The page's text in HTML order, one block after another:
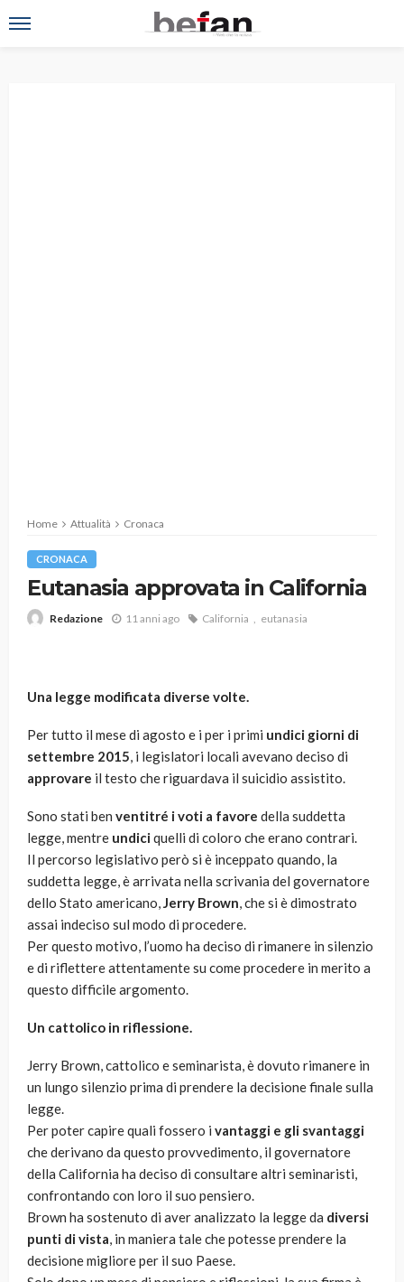
Home Attualità Cronaca
CRONACA
Eutanasia approvata in California
Redazione 11 anni ago California eutanasia
Una legge modificata diverse volte.
Per tutto il mese di agosto e i per i primi undici giorni di
settembre 2015, i legislatori locali avevano deciso di
approvare il testo che riguardava il suicidio assistito.
Sono stati ben ventitré i voti a favore della suddetta
legge, mentre undiciquelli di coloro che erano contrari.
Il percorso legislativo però si è inceppato quando, la
suddetta legge, è arrivata nella scrivania del governatore
dello Stato americano,Jerry Brown, che si è dimostrato
assai indeciso sul modo di procedere.
Per questo motivo, l’uomo ha deciso di rimanere in silenzio
e di riflettere attentamente su come procedere in merito a
questo difficile argomento.
Un cattolico in riflessione.
Jerry Brown, cattolico e seminarista, è dovuto rimanere in
un lungo silenzio prima di prendere la decisione finale sulla
legge.
Per poter capire quali fossero i vantaggi e gli svantaggi
che derivano da questo provvedimento, il governatore
della California ha deciso di consultare altri seminaristi,
confrontando con loro il suo pensiero.
Brown ha sostenuto di aver analizzato la legge da diversi
punti di vista, in maniera tale che potesse prendere la
decisione migliore per il suo Paese.